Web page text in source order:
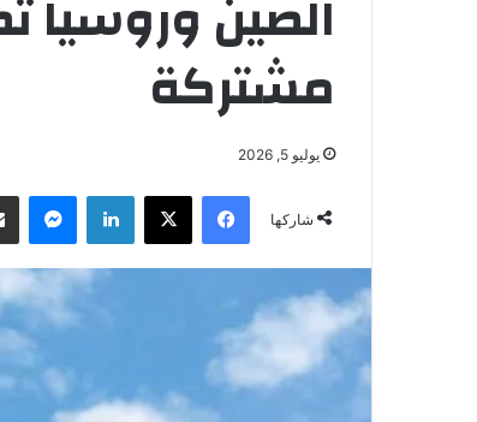
الصين وروسيا
مشتركة
يوليو 5, 2026
شاركها
فيسبوك لينكدإن